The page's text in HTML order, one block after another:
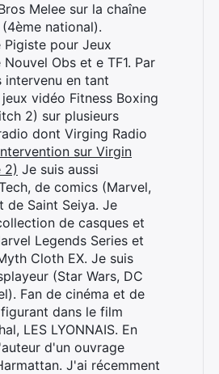
Melee sur la chaîne
national).
Pigiste pour Jeux
Obs et e TF1. Par
intervenu en tant
vidéo Fitness Boxing
2) sur plusieurs
dont Virging Radio
sur Virgin
2) Je suis aussi
de comics (Marvel,
de Saint Seiya. Je
de casques et
Legends Series et
Cloth EX. Je suis
(Star Wars, DC
Fan de cinéma et de
dans le film
LES LYONNAIS. En
d'un ouvrage
J'ai récemment